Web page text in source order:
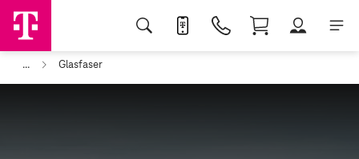
... Glasfaser